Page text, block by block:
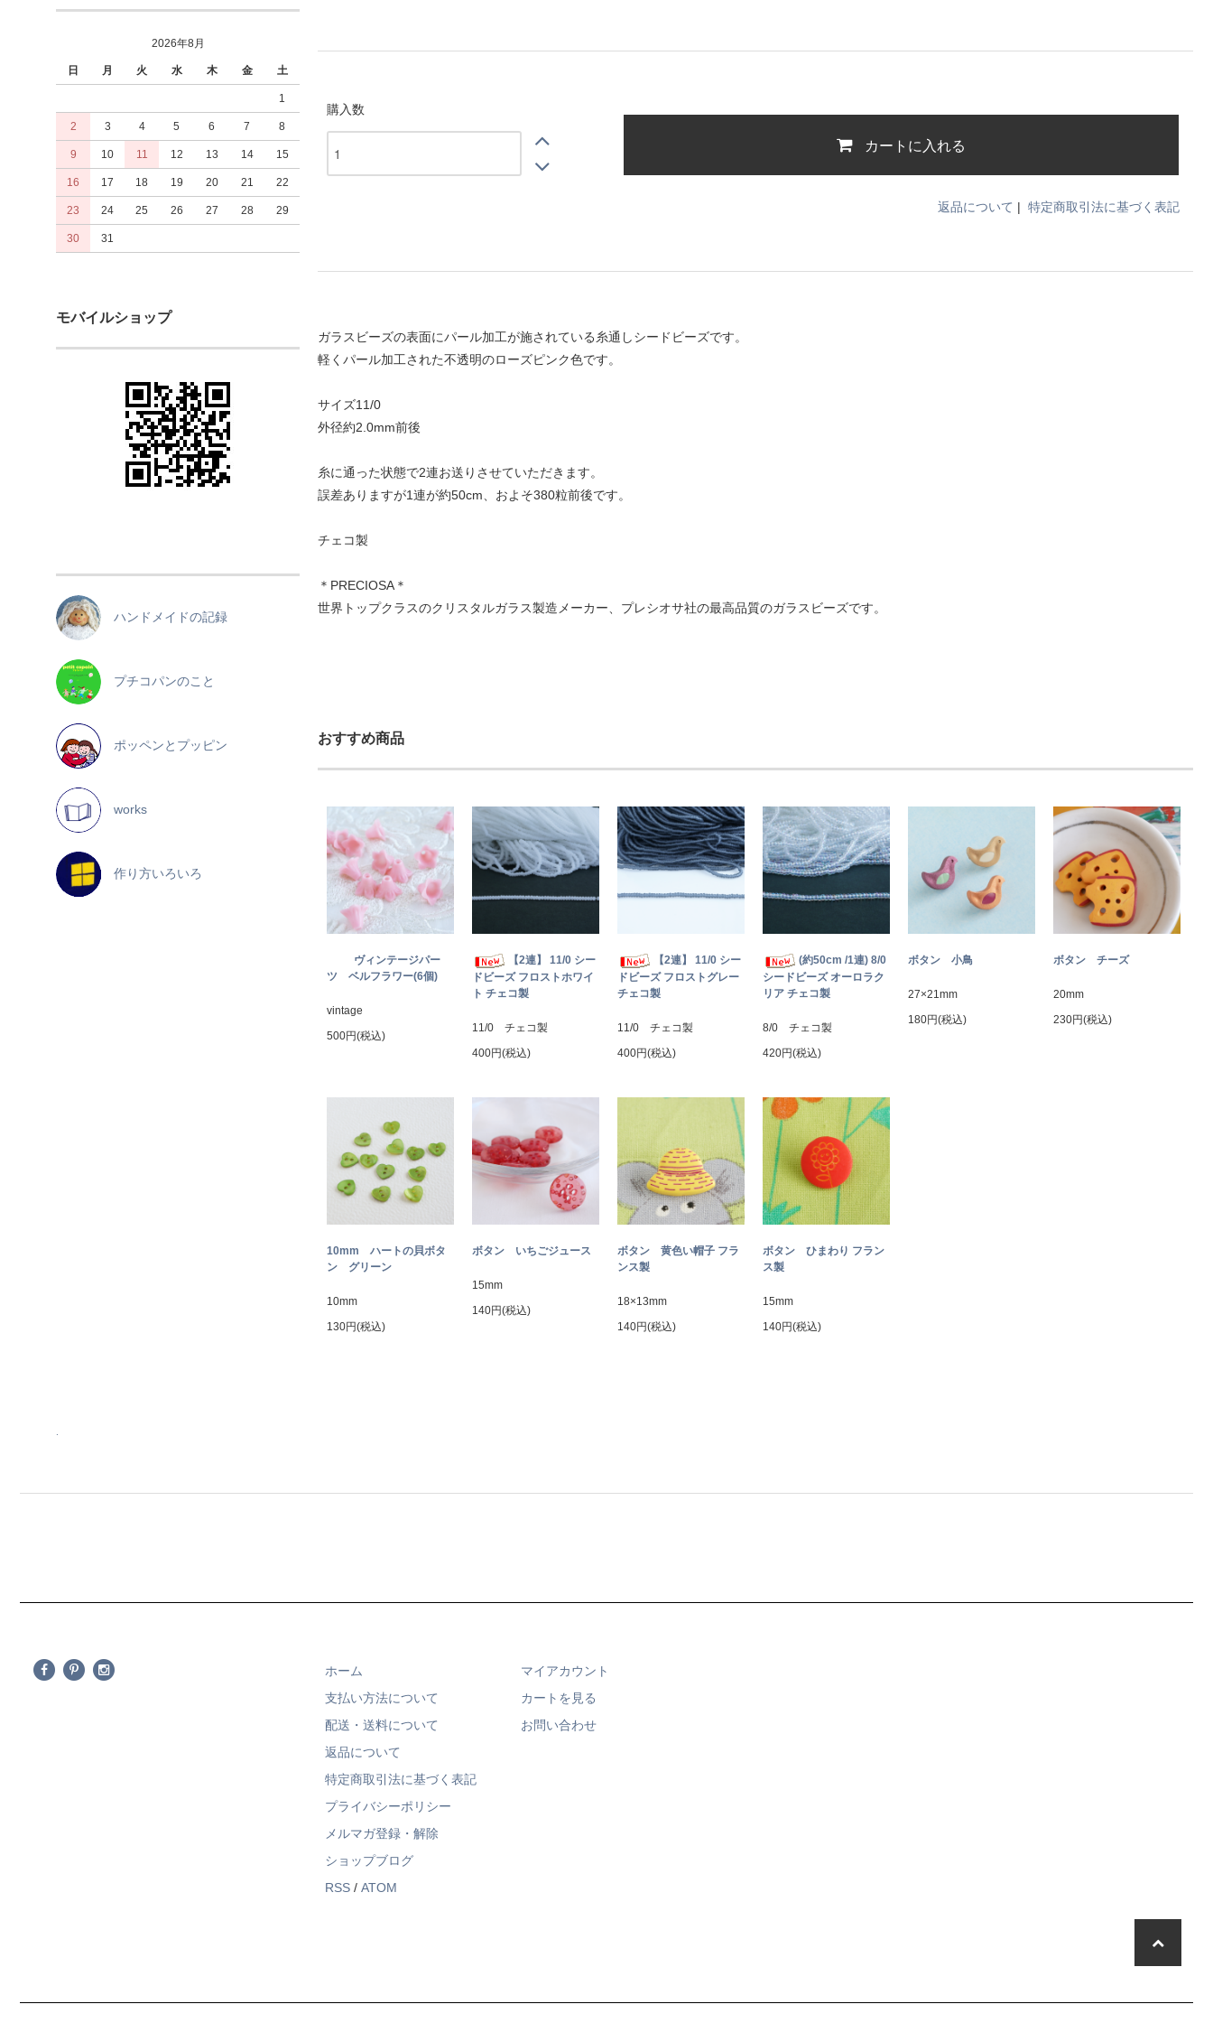
2026年8月
日 月 火 水 木 金 土
1
2 3 4 5 6 7 8
9 10 11 12 13 14 15
16 17 18 19 20 21 22
23 24 25 26 27 28 29
30 31
モバイルショップ
ハンドメイドの記録
プチコパンのこと
ポッペンとプッピン
works
作り方いろいろ
購入数
カートに入れる
返品について | 特定商取引法に基づく表記
ガラスビーズの表面にパール加工が施されている糸通しシードビーズです。
軽くパール加工された不透明のローズピンク色です。
サイズ11/0
外径約2.0mm前後
糸に通った状態で2連お送りさせていただきます。
誤差ありますが1連が約50cm、およそ380粒前後です。
チェコ製
＊PRECIOSA＊
世界トップクラスのクリスタルガラス製造メーカー、プレシオサ社の最高品質のガラスビーズです。
おすすめ商品
ヴィンテージパー
ツ ベルフラワー(6個)
vintage
500円(税込)
【2連】 11/0 シー
ドビーズ フロストホワイ
ト チェコ製
11/0 チェコ製
400円(税込)
【2連】 11/0 シー
ドビーズ フロストグレー
チェコ製
11/0 チェコ製
400円(税込)
(約50cm /1連) 8/0
シードビーズ オーロラク
リア チェコ製
8/0 チェコ製
420円(税込)
ボタン 小鳥
27×21mm
180円(税込)
ボタン チーズ
20mm
230円(税込)
10mm ハートの貝ボタ
ン グリーン
10mm
130円(税込)
ボタン いちごジュース
15mm
140円(税込)
ボタン 黄色い帽子 フラ
ンス製
18×13mm
140円(税込)
ボタン ひまわり フラン
ス製
15mm
140円(税込)
ホーム
支払い方法について
配送・送料について
返品について
特定商取引法に基づく表記
プライバシーポリシー
メルマガ登録・解除
ショップブログ
RSS / ATOM
マイアカウント
カートを見る
お問い合わせ